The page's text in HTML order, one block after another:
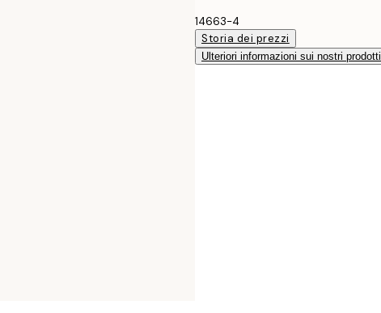
14663-4
Storia dei prezzi
Ulteriori informazioni sui nostri prodotti